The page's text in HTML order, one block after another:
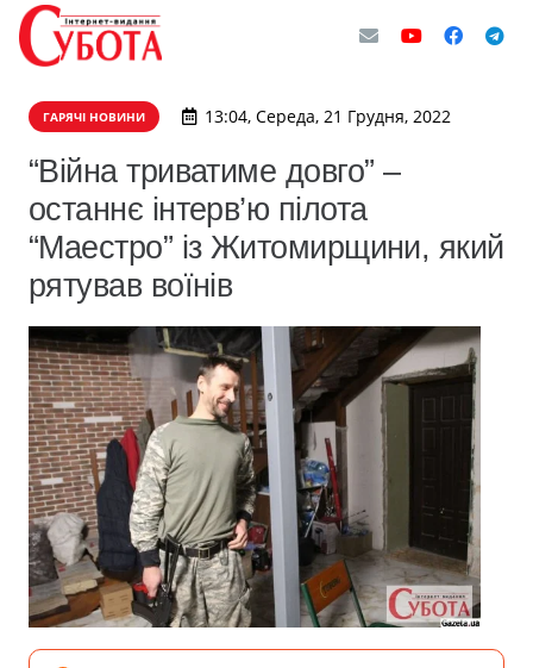
ГАРЯЧІ НОВИНИ 13:04, Середа, 21 Грудня, 2022
“Війна триватиме довго” –
останнє інтерв’ю пілота
“Маестро” із Житомирщини, який
рятував воїнів